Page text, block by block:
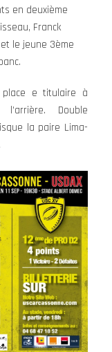
en deuxième
Franck
le jeune 3ème
e titulaire à
Double
la paire Lima-